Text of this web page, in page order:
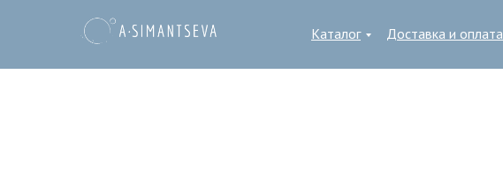
Каталог Доставка и оплата